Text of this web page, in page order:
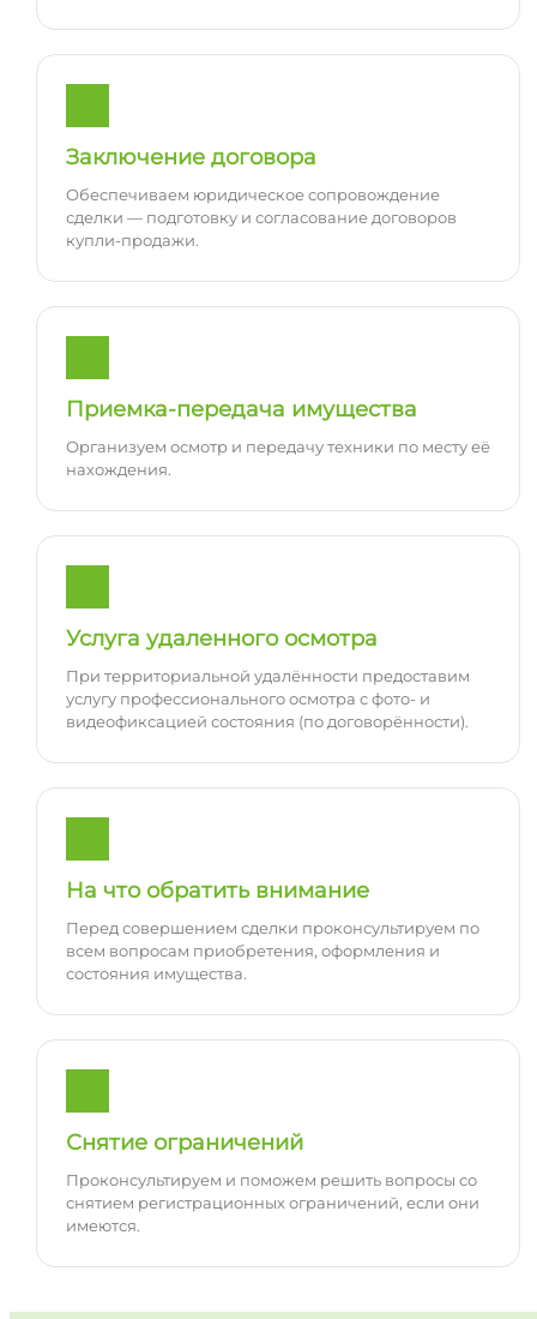
Заключение договора
Обеспечиваем юридическое сопровождение
сделки — подготовку и согласование договоров
купли-продажи.
Приемка-передача имущества
Организуем осмотр и передачу техники по месту её
нахождения.
Услуга удаленного осмотра
При территориальной удалённости предоставим
услугу профессионального осмотра с фото- и
видеофиксацией состояния (по договорённости).
На что обратить внимание
Перед совершением сделки проконсультируем по
всем вопросам приобретения, оформления и
состояния имущества.
Снятие ограничений
Проконсультируем и поможем решить вопросы со
снятием регистрационных ограничений, если они
имеются.